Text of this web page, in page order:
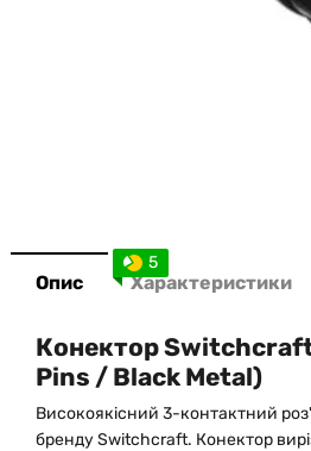
5
Опис Характеристики
Конектор Switchcraft
Pins / Black Metal)
Високоякісний 3-контактний
бренду Switchcraft. Конектор